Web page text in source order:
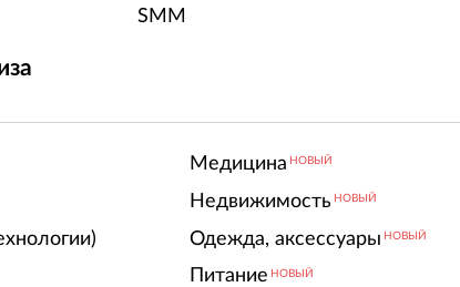
SMM
Медицина НОВЫЙ
Недвижимость НОВЫЙ
Одежда, аксессуары НОВЫЙ
Питание НОВЫЙ